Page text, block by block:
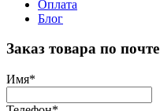
Оплата
Блог
Заказ товара по почте
Имя*